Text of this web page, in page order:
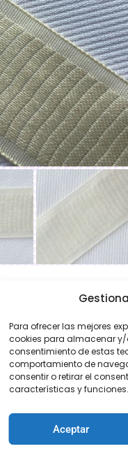
Para ofrecer las mejores
cookies para almacenar
consentimiento de estas
comportamiento de
consentir o retirar el
características y funciones.
Aceptar
Valoraciones (0)